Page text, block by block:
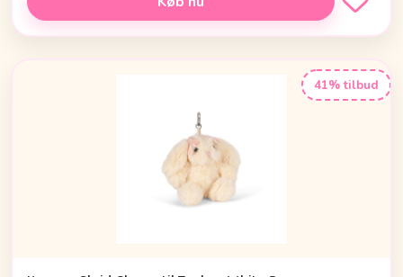
41% tilbud